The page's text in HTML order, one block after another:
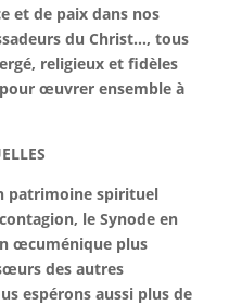
et de paix dans nos
du Christ…, tous
religieux et fidèles
œuvrer ensemble à
patrimoine spirituel
le Synode en
œcuménique plus
des autres
espérons aussi plus de